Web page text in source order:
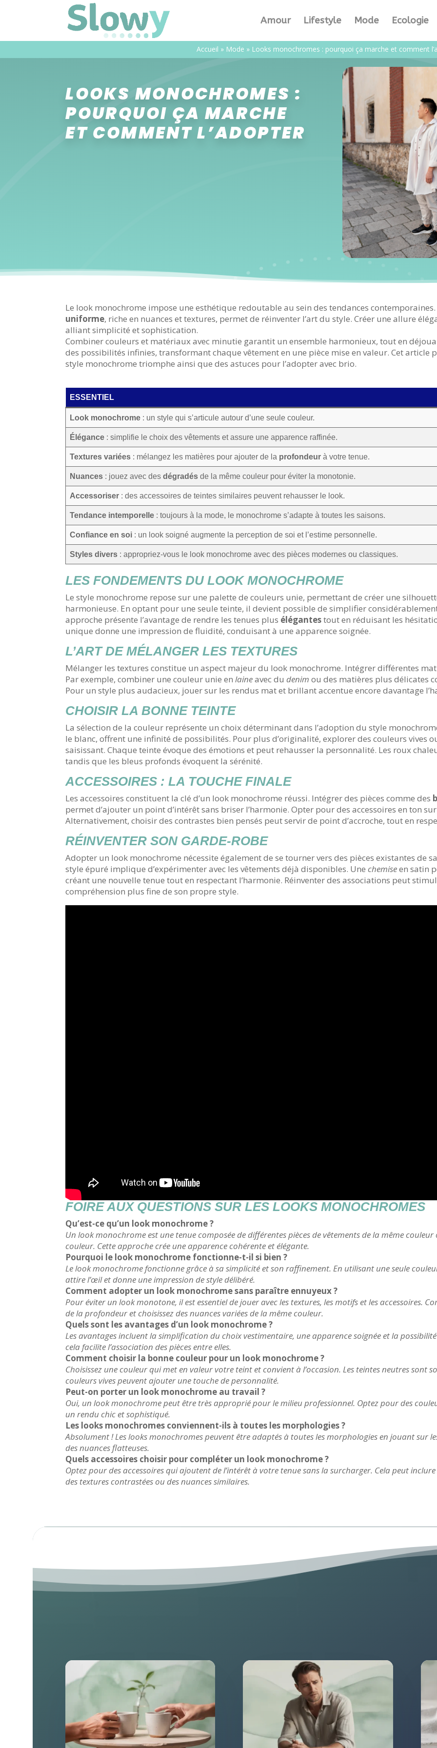
Amour Lifestyle Mode Ecologie
Accueil » Mode » Looks monochromes : pourquoi ça marche et comment
LOOKS MONOCHROMES :
POURQUOI ÇA MARCHE
ET COMMENT L’ADOPTER
Le look monochrome impose une esthétique redoutable au sein des tendances
uniforme, riche en nuances et textures, permet de réinventer l’art du style. Créer une allure
alliant simplicité et sophistication.
Combiner couleurs et matériaux avec minutie garantit un ensemble harmonieux, tout en
des possibilités infinies, transformant chaque vêtement en une pièce mise en valeur. Cet article
style monochrome triomphe ainsi que des astuces pour l’adopter avec brio.
ESSENTIEL
Look monochrome : un style qui s’articule autour d’une seule couleur.
Élégance : simplifie le choix des vêtements et assure une apparence raffinée.
Textures variées : mélangez les matières pour ajouter de la profondeur à votre tenue.
Nuances : jouez avec desdégradés de la même couleur pour éviter la monotonie.
Accessoriser : des accessoires de teintes similaires peuvent rehausser le look.
Tendance intemporelle : toujours à la mode, le monochrome s’adapte à toutes les saisons.
Confiance en soi : un look soigné augmente la perception de soi et l’estime personnelle.
Styles divers : appropriez-vous le look monochrome avec des pièces modernes ou classiques.
LES FONDEMENTS DU LOOK MONOCHROME
Le style monochrome repose sur une palette de couleurs unie, permettant de créer une
harmonieuse. En optant pour une seule teinte, il devient possible de simplifier
approche présente l’avantage de rendre les tenues plus élégantestout en réduisant les
unique donne une impression de fluidité, conduisant à une apparence soignée.
L’ART DE MÉLANGER LES TEXTURES
Mélanger les textures constitue un aspect majeur du look monochrome. Intégrer différentes
Par exemple, combiner une couleur unie enlaineavec du denim ou des matières plus délicates
Pour un style plus audacieux, jouer sur les rendus mat et brillant accentue encore davantage
CHOISIR LA BONNE TEINTE
La sélection de la couleur représente un choix déterminant dans l’adoption du style
le blanc, offrent une infinité de possibilités. Pour plus d’originalité, explorer des couleurs vives
saisissant. Chaque teinte évoque des émotions et peut rehausser la personnalité. Les roux
tandis que les bleus profonds évoquent la sérénité.
ACCESSOIRES : LA TOUCHE FINALE
Les accessoires constituent la clé d’un look monochrome réussi. Intégrer des pièces comme des
permet d’ajouter un point d’intérêt sans briser l’harmonie. Opter pour des accessoires en ton
Alternativement, choisir des contrastes bien pensés peut servir de point d’accroche, tout en
RÉINVENTER SON GARDE-ROBE
Adopter un look monochrome nécessite également de se tourner vers des pièces existantes de
style épuré implique d’expérimenter avec les vêtements déjà disponibles. Une chemiseen satin
créant une nouvelle tenue tout en respectant l’harmonie. Réinventer des associations peut
compréhension plus fine de son propre style.
FOIRE AUX QUESTIONS SUR LES LOOKS MONOCHROMES
Qu’est-ce qu’un look monochrome ?
Un look monochrome est une tenue composée de différentes pièces de vêtements de la même couleur
couleur. Cette approche crée une apparence cohérente et élégante.
Pourquoi le look monochrome fonctionne-t-il si bien ?
Le look monochrome fonctionne grâce à sa simplicité et son raffinement. En utilisant une seule
attire l’œil et donne une impression de style délibéré.
Comment adopter un look monochrome sans paraître ennuyeux ?
Pour éviter un look monotone, il est essentiel de jouer avec les textures, les motifs et les accessoires.
de la profondeur et choisissez des nuances variées de la même couleur.
Quels sont les avantages d’un look monochrome ?
Les avantages incluent la simplification du choix vestimentaire, une apparence soignée et la
cela facilite l’association des pièces entre elles.
Comment choisir la bonne couleur pour un look monochrome ?
Choisissez une couleur qui met en valeur votre teint et convient à l’occasion. Les teintes neutres sont
couleurs vives peuvent ajouter une touche de personnalité.
Peut-on porter un look monochrome au travail ?
Oui, un look monochrome peut être très approprié pour le milieu professionnel. Optez pour des
un rendu chic et sophistiqué.
Les looks monochromes conviennent-ils à toutes les morphologies ?
Absolument ! Les looks monochromes peuvent être adaptés à toutes les morphologies en jouant sur
des nuances flatteuses.
Quels accessoires choisir pour compléter un look monochrome ?
Optez pour des accessoires qui ajoutent de l’intérêt à votre tenue sans la surcharger. Cela peut
des textures contrastées ou des nuances similaires.